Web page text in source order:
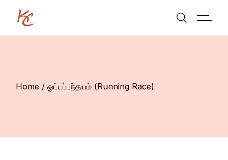
content
Home ஓட்டப்பந்தயம் (Running Race)